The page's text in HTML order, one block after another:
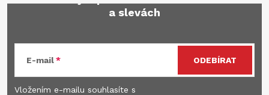
a slevách
E-mail
Vložením e-mailu souhlasíte s
ODEBÍRAT